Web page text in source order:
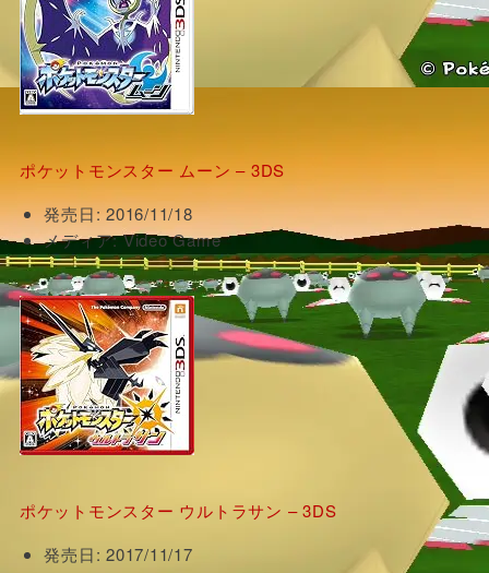
ポケットモンスター ムーン – 3DS
発売日: 2016/11/18
メディア:Video Game
ポケットモンスター ウルトラサン – 3DS
発売日: 2017/11/17